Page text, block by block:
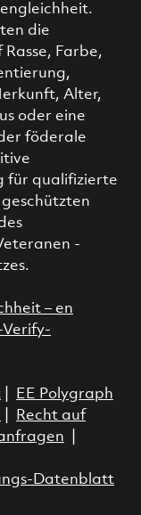
die
Farbe,
Alter,
oder eine
föderale
für qualifizierte
-
– en
Verify-
|
EE Polygraph
Recht auf
Datenblatt